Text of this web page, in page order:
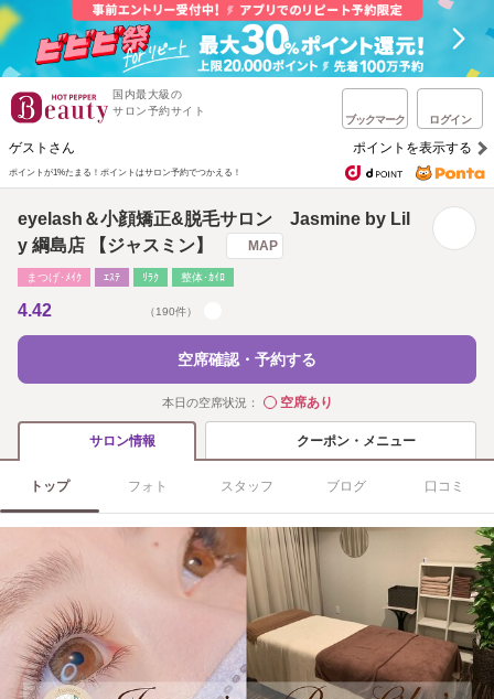
国内最大級の
サロン予約サイト
ブックマーク ログイン
ゲストさん ポイントを表示する
ポイントが1%たまる！ ポイントはサロン予約でつかえる！
eyelash＆小顔矯正&脱毛サロン Jasmine by Lil
y 綱島店 【ジャスミン】
MAP
まつげ･ﾒｲｸ ｴｽﾃ ﾘﾗｸ 整体･ｶｲﾛ
4.42 （190件）
空席確認・予約する
本日の空席状況： ◯空席あり
サロン情報 クーポン・メニュー
トップ フォト スタッフ ブログ 口コミ